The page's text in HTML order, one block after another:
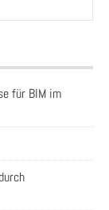
für BIM im